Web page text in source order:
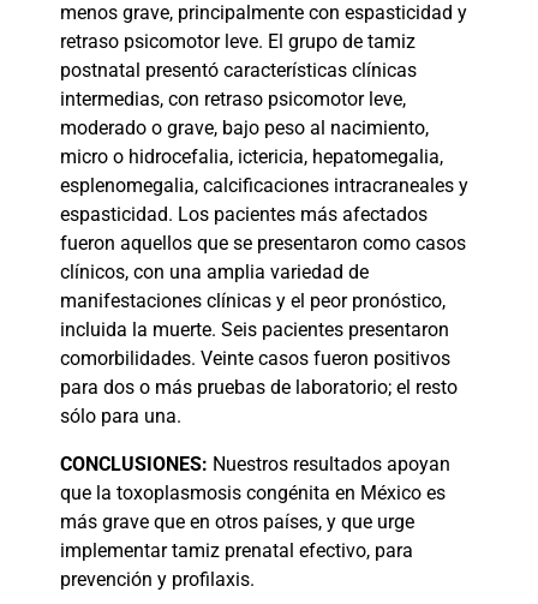
menos grave, principalmente con espasticidad y
retraso psicomotor leve. El grupo de tamiz
postnatal presentó características clínicas
intermedias, con retraso psicomotor leve,
moderado o grave, bajo peso al nacimiento,
micro o hidrocefalia, ictericia, hepatomegalia,
esplenomegalia, calcificaciones intracraneales y
espasticidad. Los pacientes más afectados
fueron aquellos que se presentaron como casos
clínicos, con una amplia variedad de
manifestaciones clínicas y el peor pronóstico,
incluida la muerte. Seis pacientes presentaron
comorbilidades. Veinte casos fueron positivos
para dos o más pruebas de laboratorio; el resto
sólo para una.
CONCLUSIONES: Nuestros resultados apoyan
que la toxoplasmosis congénita en México es
más grave que en otros países, y que urge
implementar tamiz prenatal efectivo, para
prevención y profilaxis.